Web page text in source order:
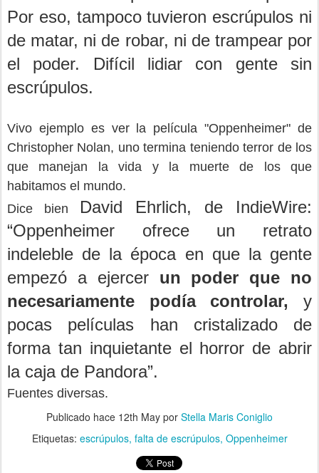
Por eso, tampoco tuvieron escrúpulos ni
de matar, ni de robar, ni de trampear por
el poder. Difícil lidiar con gente sin
escrúpulos.
Vivo ejemplo es ver la película "Oppenheimer" de
Christopher Nolan, uno termina teniendo terror de los
que manejan la vida y la muerte de los que
habitamos el mundo.
Dice bien David Ehrlich, de IndieWire:
“Oppenheimer ofrece un retrato
indeleble de la época en que la gente
empezó a ejercer un poder que no
necesariamente podía controlar, y
pocas películas han cristalizado de
forma tan inquietante el horror de abrir
la caja de Pandora”.
Fuentes diversas.
Publicado hace 12th May por Stella Maris Coniglio
Etiquetas: escrúpulos falta de escrúpulos Oppenheimer